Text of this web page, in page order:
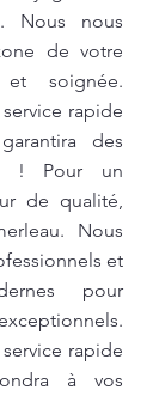
Nous nous
de votre
soignée.
rapide
des
! Pour un
de qualité,
Nous
et
pour
rapide
à vos